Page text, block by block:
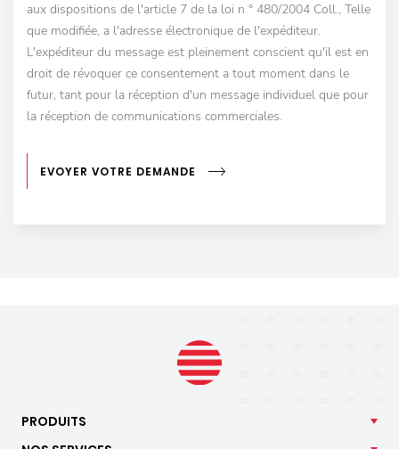
aux dispositions de l'article 7 de la loi n ° 480/2004 Coll., Telle
que modifiée, a l'adresse électronique de l'expéditeur.
L'expéditeur du message est pleinement conscient qu'il est en
droit de révoquer ce consentement a tout moment dans le
futur, tant pour la réception d'un message individuel que pour
la réception de communications commerciales.
EVOYER VOTRE DEMANDE
PRODUITS